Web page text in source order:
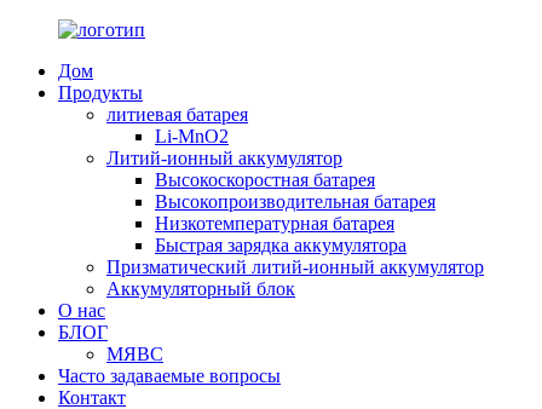
Дом
Продукты
литиевая батарея
Li-MnO2
Литий-ионный аккумулятор
Высокоскоростная батарея
Высокопроизводительная батарея
Низкотемпературная батарея
Быстрая зарядка аккумулятора
Призматический литий-ионный аккумулятор
Аккумуляторный блок
О нас
БЛОГ
МЯВС
Часто задаваемые вопросы
Контакт